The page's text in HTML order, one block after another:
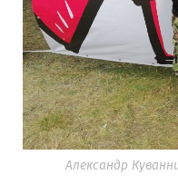
Александр